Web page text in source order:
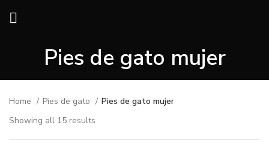
Pies de gato mujer
Home Pies de gato
Pies de gato mujer
Showing all 15 results